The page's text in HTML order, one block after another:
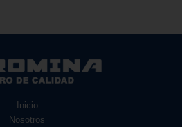
Inicio
Nosotros